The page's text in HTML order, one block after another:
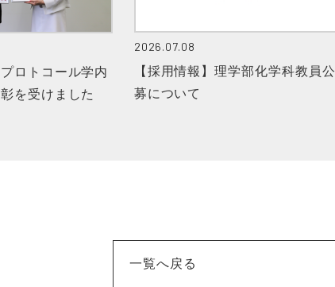
ロトコール学内
を受けました
2026.07.08
【採用情報】理学部化学科教員公
募について
一覧へ戻る